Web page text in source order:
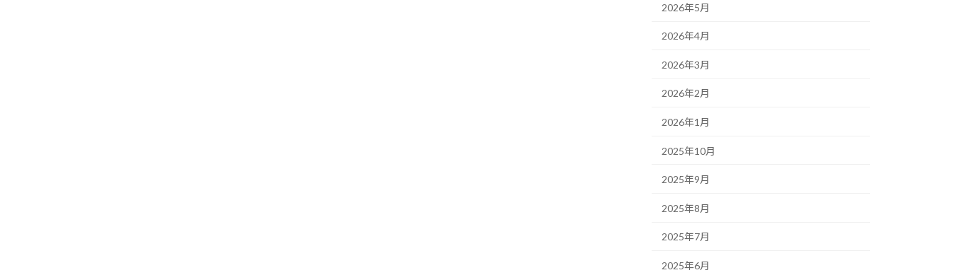
2026年5月
2026年4月
2026年3月
2026年2月
2026年1月
2025年10月
2025年9月
2025年8月
2025年7月
2025年6月